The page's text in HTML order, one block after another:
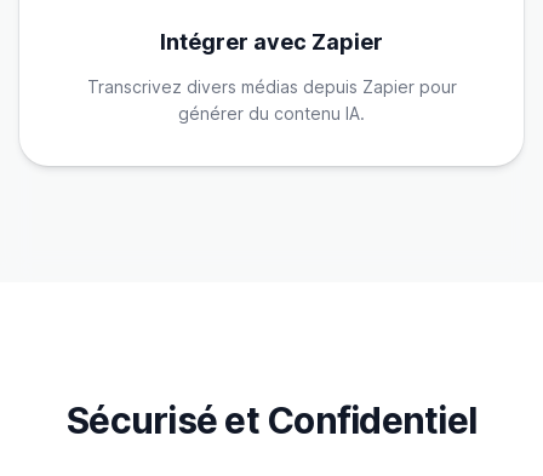
Intégrer avec Zapier
Transcrivez divers médias depuis Zapier pour
générer du contenu IA.
Sécurisé et Confidentiel